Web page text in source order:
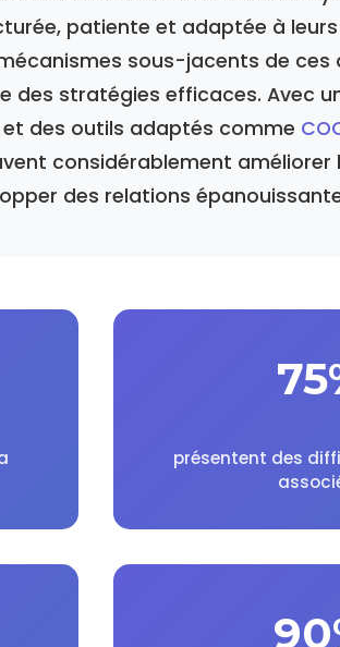
patiente et adaptée à
sous-jacents de
des stratégies efficaces. Avec
des outils adaptés comme
considérablement améliorer
des relations
présentent des